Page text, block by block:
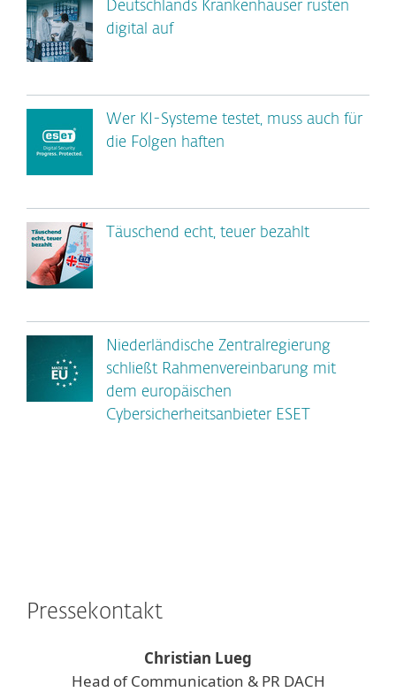
Deutschlands Krankenhäuser rüsten
digital auf
Wer KI-Systeme testet, muss auch für
die Folgen haften
Täuschend echt, teuer bezahlt
Niederländische Zentralregierung
schließt Rahmenvereinbarung mit
dem europäischen
Cybersicherheitsanbieter ESET
Pressekontakt
Christian Lueg
Head of Communication & PR DACH